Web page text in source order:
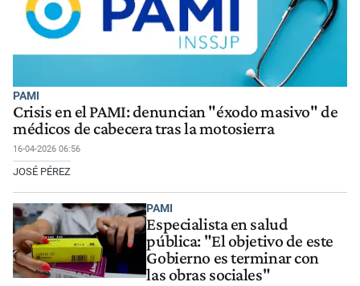
PAMI
Crisis en el PAMI: denuncian "éxodo masivo" de
médicos de cabecera tras la motosierra
16-04-2026 06:56
JOSÉ PÉREZ
PAMI
Especialista en salud
pública: "El objetivo de este
Gobierno es terminar con
las obras sociales"